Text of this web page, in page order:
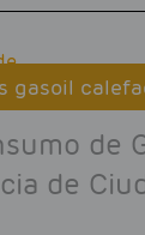
gasoil
de
de